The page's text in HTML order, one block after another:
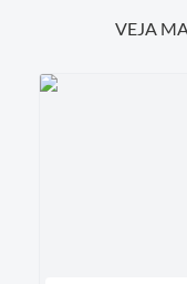
VEJA